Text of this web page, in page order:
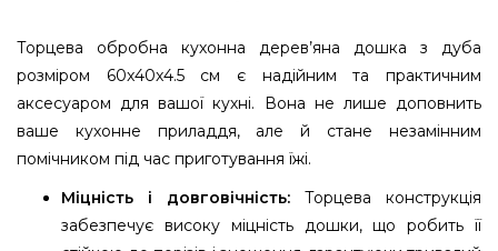
Торцева обробна кухонна дерев’яна дошка з дуба
розміром 60x40x4.5 см є надійним та практичним
аксесуаром для вашої кухні. Вона не лише доповнить
ваше кухонне приладдя, але й стане незамінним
помічником під час приготування їжі.
Міцність і довговічність: Торцева конструкція
забезпечує високу міцність дошки, що робить її